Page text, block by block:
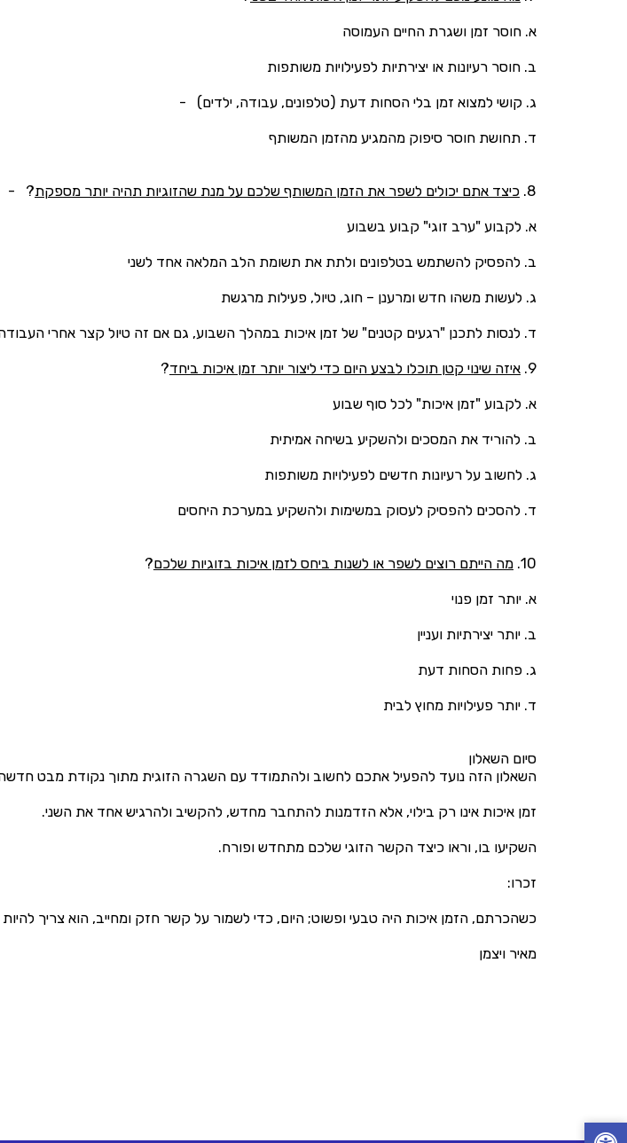
א. חוסר זמן ושגרת החיים העמוסה
ב. חוסר רעיונות או יצירתיות לפעילויות משותפות
ג. קושי למצוא זמן בלי הסחות דעת (טלפונים, עבודה, ילדים) -
ד. תחושת חוסר סיפוק מהמגיע מהזמן המשותף
8. כיצד אתם יכולים לשפר את הזמן המשותף שלכם על מנת שהזוגיות תהיה יותר מספקת? -
א. לקבוע "ערב זוגי" קבוע בשבוע
ב. להפסיק להשתמש בטלפונים ולתת את תשומת הלב המלאה אחד לשני
ג. לעשות משהו חדש ומרענן – חוג, טיול, פעילות מרגשת
ד. לנסות לתכנן "רגעים קטנים" של זמן איכות במהלך השבוע, גם אם זה טיול קצר אחרי
9. איזה שינוי קטן תוכלו לבצע היום כדי ליצור יותר זמן איכות ביחד?
א. לקבוע "זמן איכות" לכל סוף שבוע
ב. להוריד את המסכים ולהשקיע בשיחה אמיתית
ג. לחשוב על רעיונות חדשים לפעילויות משותפות
ד. להסכים להפסיק לעסוק במשימות ולהשקיע במערכת היחסים
10. מה הייתם רוצים לשפר או לשנות ביחס לזמן איכות בזוגיות שלכם?
א. יותר זמן פנוי
ב. יותר יצירתיות ועניין
ג. פחות הסחות דעת
ד. יותר פעילויות מחוץ לבית
סיום השאלון
השאלון הזה נועד להפעיל אתכם לחשוב ולהתמודד עם השגרה הזוגית מתוך נקודת מבט
זמן איכות אינו רק בילוי, אלא הזדמנות להתחבר מחדש, להקשיב ולהרגיש אחד את השני.
השקיעו בו, וראו כיצד הקשר הזוגי שלכם מתחדש ופורח.
זכרו:
כשהכרתם, הזמן איכות היה טבעי ופשוט; היום, כדי לשמור על קשר חזק ומחייב, הוא צריך להיות
מאיר ויצמן